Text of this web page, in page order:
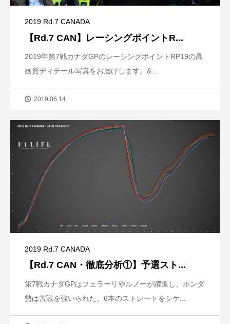
2019 Rd.7 CANADA
【Rd.7 CAN】レーシングポイントR...
2019年第7戦カナダGPのレーシングポイントRP19の高
画質ディテール写真をお届けします。&...
2019.06.14
2019 Rd.7 CANADA
【Rd.7 CAN・徹底分析①】予選スト...
第7戦カナダGPはフェラーリやルノーが躍進し、ホンダ
勢は苦戦を強いられた。6本のストレートをシケ...